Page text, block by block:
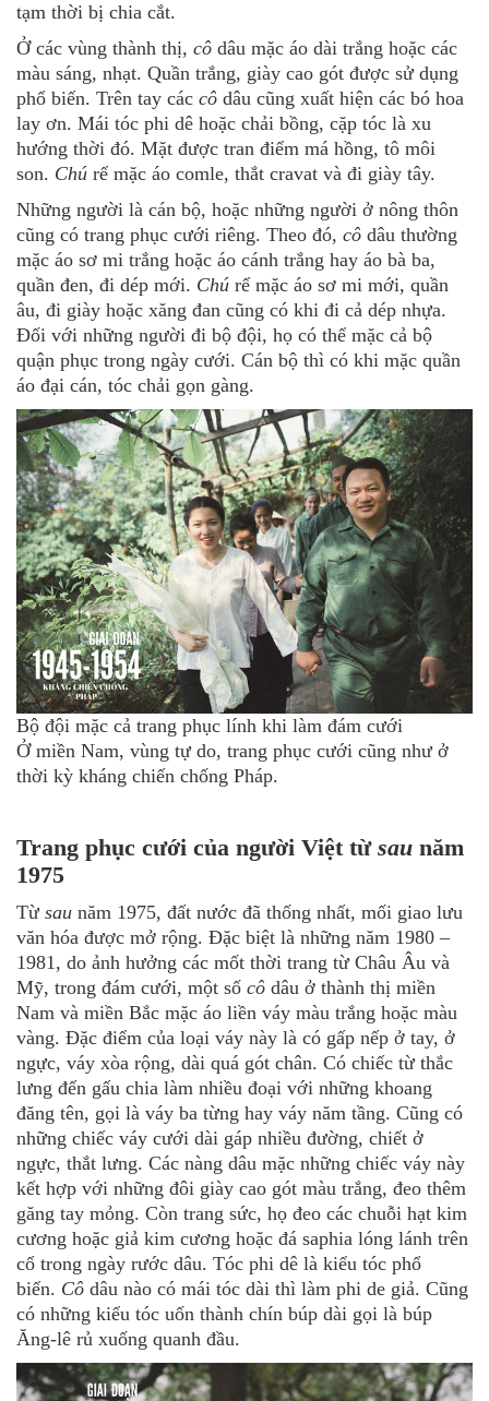
tạm thời bị chia cắt.
Ở các vùng thành thị, cô dâu mặc áo dài trắng hoặc các
màu sáng, nhạt. Quần trắng, giày cao gót được sử dụng
phổ biến. Trên tay các cô dâu cũng xuất hiện các bó hoa
lay ơn. Mái tóc phi dê hoặc chải bồng, cặp tóc là xu
hướng thời đó. Mặt được tran điểm má hồng, tô môi
son. Chú rể mặc áo comle, thắt cravat và đi giày tây.
Những người là cán bộ, hoặc những người ở nông thôn
cũng có trang phục cưới riêng. Theo đó, cô dâu thường
mặc áo sơ mi trắng hoặc áo cánh trắng hay áo bà ba,
quần đen, đi dép mới. Chú rể mặc áo sơ mi mới, quần
âu, đi giày hoặc xăng đan cũng có khi đi cả dép nhựa.
Đối với những người đi bộ đội, họ có thể mặc cả bộ
quận phục trong ngày cưới. Cán bộ thì có khi mặc quần
áo đại cán, tóc chải gọn gàng.
Bộ đội mặc cả trang phục lính khi làm đám cưới
Ở miền Nam, vùng tự do, trang phục cưới cũng như ở
thời kỳ kháng chiến chống Pháp.
Trang phục cưới của người Việt từ sau năm
1975
Từ sau năm 1975, đất nước đã thống nhất, mối giao lưu
văn hóa được mở rộng. Đặc biệt là những năm 1980 –
1981, do ảnh hưởng các mốt thời trang từ Châu Âu và
Mỹ, trong đám cưới, một số cô dâu ở thành thị miền
Nam và miền Bắc mặc áo liền váy màu trắng hoặc màu
vàng. Đặc điểm của loại váy này là có gấp nếp ở tay, ở
ngực, váy xòa rộng, dài quá gót chân. Có chiếc từ thắc
lưng đến gấu chia làm nhiều đoại với những khoang
đăng tên, gọi là váy ba từng hay váy năm tầng. Cũng có
những chiếc váy cưới dài gáp nhiều đường, chiết ở
ngực, thắt lưng. Các nàng dâu mặc những chiếc váy này
kết hợp với những đôi giày cao gót màu trắng, đeo thêm
găng tay mỏng. Còn trang sức, họ đeo các chuỗi hạt kim
cương hoặc giả kim cương hoặc đá saphia lóng lánh trên
cổ trong ngày rước dâu. Tóc phi dê là kiểu tóc phổ
biến. Cô dâu nào có mái tóc dài thì làm phi de giả. Cũng
có những kiểu tóc uốn thành chín búp dài gọi là búp
Ăng-lê rủ xuống quanh đầu.